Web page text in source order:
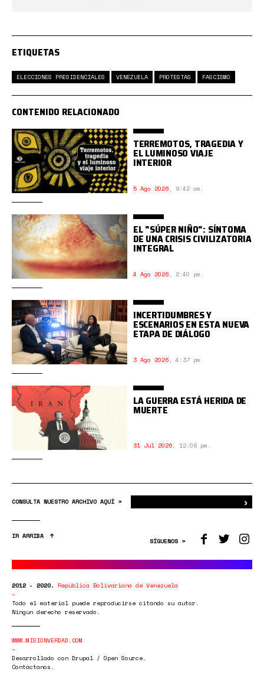
ETIQUETAS
ELECCIONES PRESIDENCIALES VENEZUELA PROTESTAS FASCISMO
CONTENIDO RELACIONADO
TERREMOTOS, TRAGEDIA Y
EL LUMINOSO VIAJE
INTERIOR
5 Ago 2026, 9:42 am.
EL "SÚPER NIÑO": SÍNTOMA
DE UNA CRISIS CIVILIZATORIA
INTEGRAL
4 Ago 2026, 2:40 pm.
INCERTIDUMBRES Y
ESCENARIOS EN ESTA NUEVA
ETAPA DE DIÁLOGO
3 Ago 2026, 4:37 pm.
LA GUERRA ESTÁ HERIDA DE
MUERTE
31 Jul 2026, 12:08 pm.
CONSULTA NUESTRO ARCHIVO AQUÍ > ›
IR ARRIBA
SÍGUENOS >
2012 - 2020. República Bolivariana de Venezuela
Todo el material puede reproducirse citando su autor.
Ningún derecho reservado.
WWW.MISIONVERDAD.COM
Desarrollado con Drupal / Open Source.
Contáctanos.